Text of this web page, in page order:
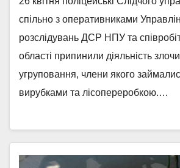
спільно з оперативниками
розслідувань ДСР НПУ та
області припинили діяльність
угруповання, члени якого
вирубками та лісопереробкою.…